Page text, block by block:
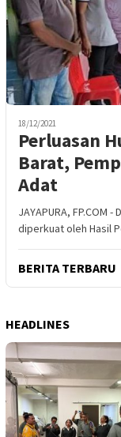
18/12/2021
Perluasan
Barat,
Adat
JAYAPURA, FP.COM
diperkuat oleh Hasil
BERITA TERBARU
HEADLINES